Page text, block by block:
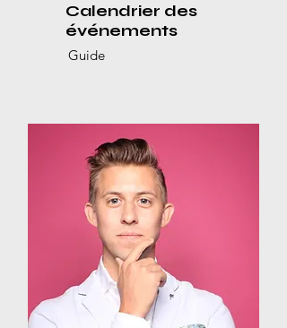
Calendrier des
événements
Guide